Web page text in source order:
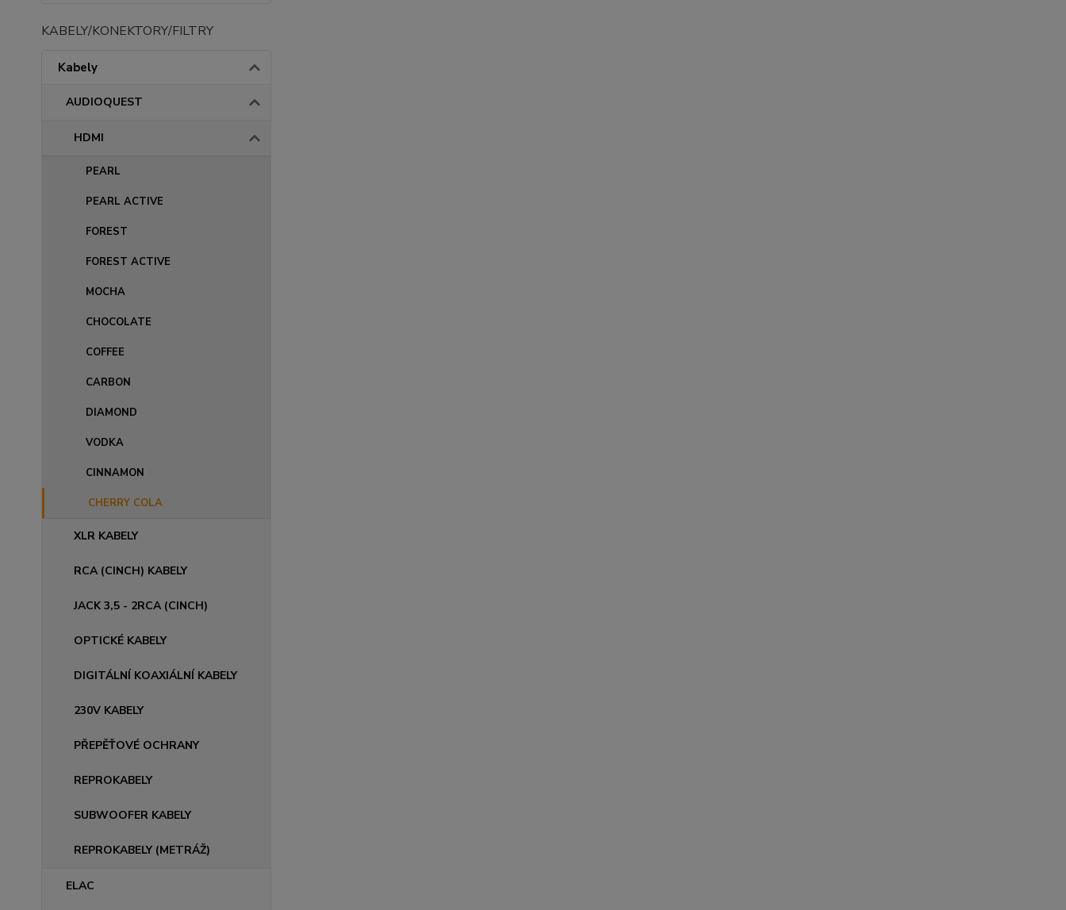
KABELY/KONEKTORY/FILTRY
Kabely
AUDIOQUEST
HDMI
PEARL
PEARL ACTIVE
FOREST
FOREST ACTIVE
MOCHA
CHOCOLATE
COFFEE
CARBON
DIAMOND
VODKA
CINNAMON
CHERRY COLA
XLR KABELY
RCA (CINCH) KABELY
JACK 3,5 - 2RCA (CINCH)
OPTICKÉ KABELY
DIGITÁLNÍ KOAXIÁLNÍ KABELY
230V KABELY
PŘEPĚŤOVÉ OCHRANY
REPROKABELY
SUBWOOFER KABELY
REPROKABELY (METRÁŽ)
ELAC